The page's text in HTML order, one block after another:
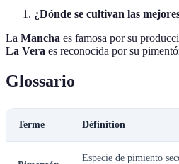
¿Dónde se cultivan las
La Mancha es famosa por su
La Vera es reconocida por su
Glossario
Terme Définition
Especie de pimiento